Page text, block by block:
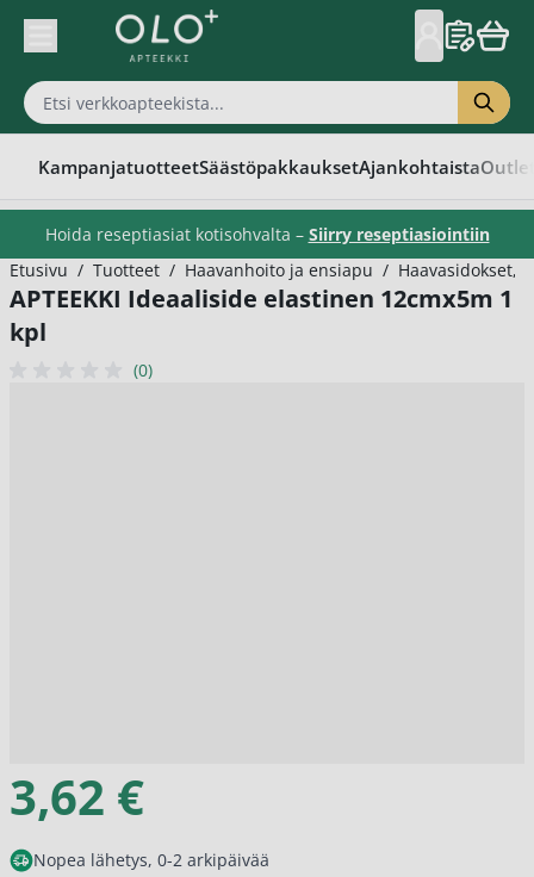
Skip to Content
KampanjatuotteetSäästöpakkauksetAjankohtaista
Hoida reseptiasiat kotisohvalta – Siirry reseptiasiointiin
Etusivu / Tuotteet / Haavanhoito ja ensiapu /
APTEEKKI Ideaaliside elastinen 12cmx5m 1
kpl
(0)
3,62 €
Nopea lähetys, 0-2 arkipäivää